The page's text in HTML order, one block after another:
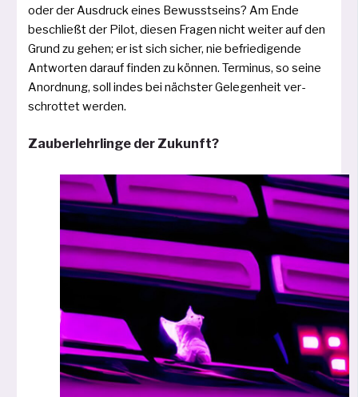
oder der Ausdruck eines Bewusstseins? Am Ende
beschließt der Pilot, die­sen Fragen nicht wei­ter auf den
Grund zu gehen; er ist sich sicher, nie befrie­di­gen­de
Antworten dar­auf fin­den zu kön­nen. Terminus, so sei­ne
Anordnung, soll indes bei nächs­ter Gelegenheit ver­
schrot­tet werden.
Zauberlehrlinge der Zukunft?